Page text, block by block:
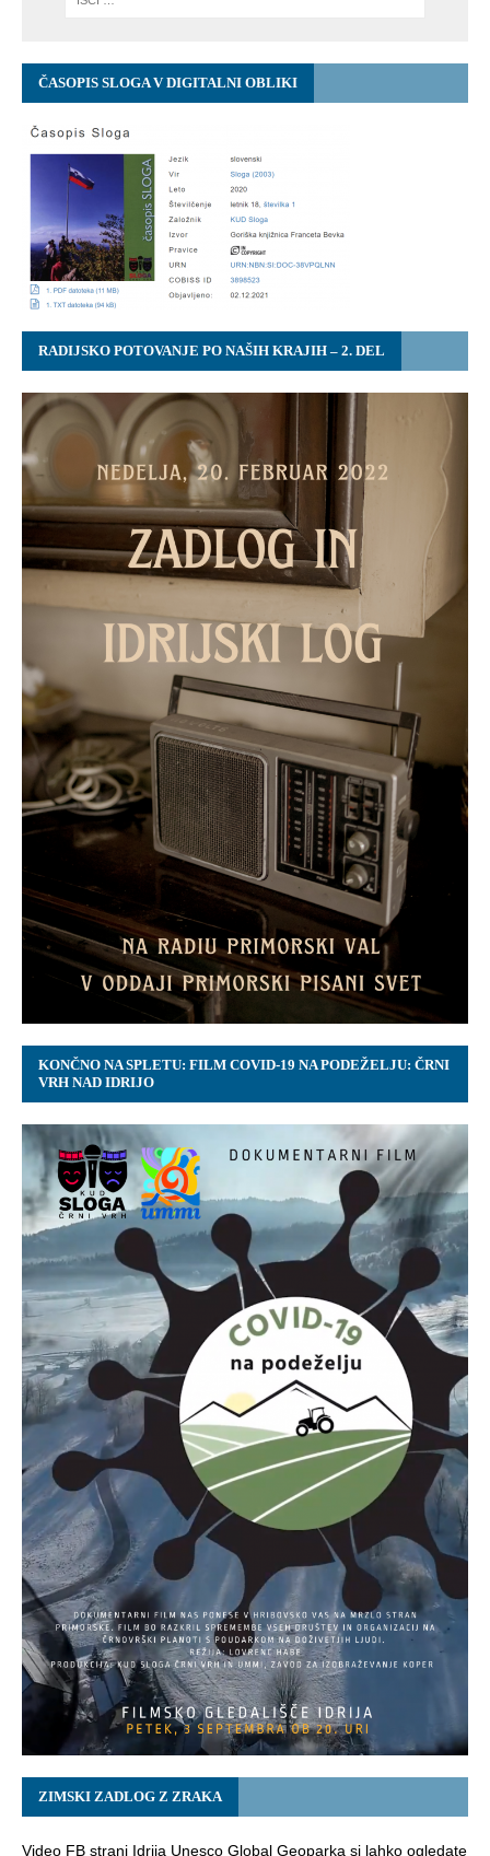
ČASOPIS SLOGA V DIGITALNI OBLIKI
RADIJSKO POTOVANJE PO NAŠIH KRAJIH – 2. DEL
KONČNO NA SPLETU: FILM COVID-19 NA PODEŽELJU: ČRNI
VRH NAD IDRIJO
ZIMSKI ZADLOG Z ZRAKA
Video FB strani Idrija Unesco Global Geoparka si lahko ogledate